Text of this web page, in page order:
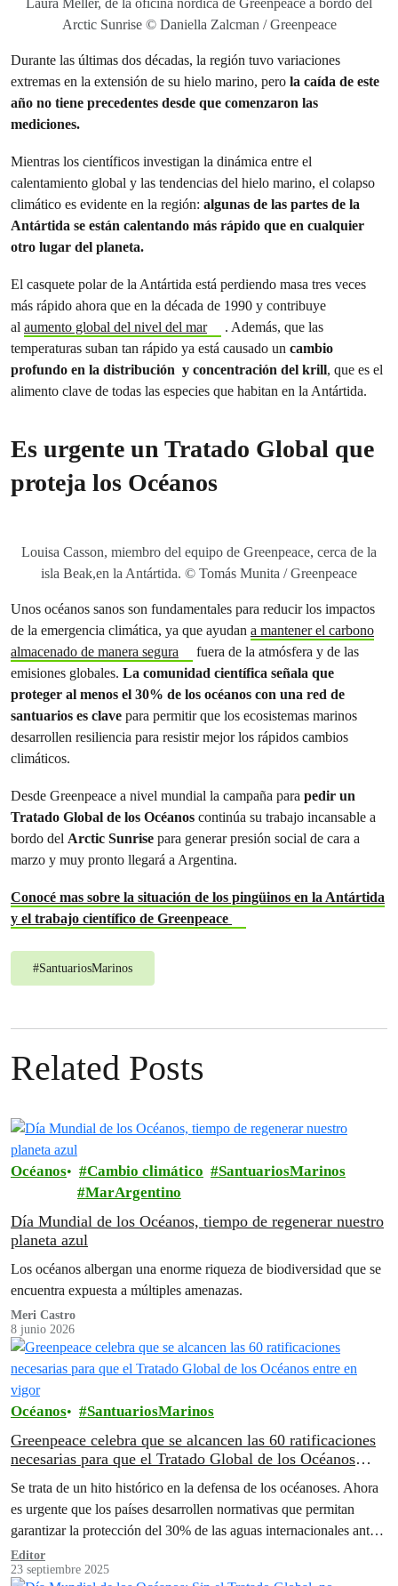
Laura Meller, de la oficina nórdica de Greenpeace a bordo del
Arctic Sunrise © Daniella Zalcman / Greenpeace
Durante las últimas dos décadas, la región tuvo variaciones
extremas en la extensión de su hielo marino, pero la caída de este
año no tiene precedentes desde que comenzaron las
mediciones.
Mientras los científicos investigan la dinámica entre el
calentamiento global y las tendencias del hielo marino, el colapso
climático es evidente en la región: algunas de las partes de la
Antártida se están calentando más rápido que en cualquier
otro lugar del planeta.
El casquete polar de la Antártida está perdiendo masa tres veces
más rápido ahora que en la década de 1990 y contribuye
al aumento global del nivel del mar
. Además, que las
temperaturas suban tan rápido ya está causado un cambio
profundo en la distribución y concentración del krill, que es el
alimento clave de todas las especies que habitan en la Antártida.
Es urgente un Tratado Global que
proteja los Océanos
Louisa Casson, miembro del equipo de Greenpeace, cerca de la
isla Beak,en la Antártida. © Tomás Munita / Greenpeace
Unos océanos sanos son fundamentales para reducir los impactos
de la emergencia climática, ya que ayudan a mantener el carbono
almacenado de manera segura
fuera de la atmósfera y de las
emisiones globales. La comunidad científica señala que
proteger al menos el 30% de los océanos con una red de
santuarios es clave para permitir que los ecosistemas marinos
desarrollen resiliencia para resistir mejor los rápidos cambios
climáticos.
Desde Greenpeace a nivel mundial la campaña para pedir un
Tratado Global de los Océanos continúa su trabajo incansable a
bordo del Arctic Sunrise para generar presión social de cara a
marzo y muy pronto llegará a Argentina.
Conocé mas sobre la situación de los pingüinos en la Antártida
y el trabajo científico de Greenpeace
#SantuariosMarinos
Related Posts
Océanos Cambio climático
SantuariosMarinos
MarArgentino
Día Mundial de los Océanos, tiempo de regenerar nuestro
planeta azul
Los océanos albergan una enorme riqueza de biodiversidad que se
encuentra expuesta a múltiples amenazas.
Meri Castro
8 junio 2026
Océanos SantuariosMarinos
Greenpeace celebra que se alcancen las 60 ratificaciones
necesarias para que el Tratado Global de los Océanos
Se trata de un hito histórico en la defensa de los océanoses. Ahora
es urgente que los países desarrollen normativas que permitan
garantizar la protección del 30% de las aguas internacionales antes
de 2030
Editor
23 septiembre 2025